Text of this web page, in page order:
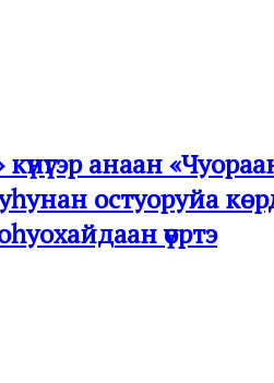
анаан
остуоруйа
үөртэ